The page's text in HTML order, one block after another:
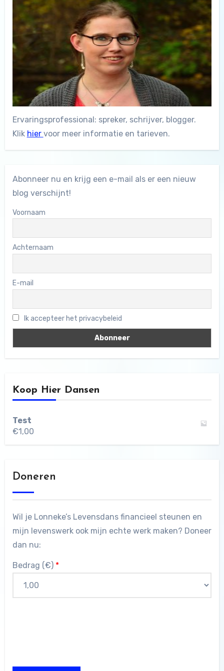
Ervaringsprofessional: spreker, schrijver, blogger.
Klik hier voor meer informatie en tarieven.
Abonneer nu en krijg een e-mail als er een nieuw
blog verschijnt!
Voornaam
Achternaam
E-mail
Ik accepteer het privacybeleid
Koop Hier Dansen
Test
€1,00
Doneren
Wil je Lonneke’s Levensdans financieel steunen en
mijn levenswerk ook mijn echte werk maken? Doneer
dan nu:
Bedrag (€) *